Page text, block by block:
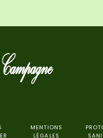
MENTIONS
LÉGALES